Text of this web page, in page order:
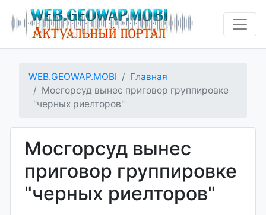
WEB.GEOWAP.MOBI
Главная
Мосгорсуд вынес приговор группировке
"черных риелторов"
Мосгорсуд вынес
приговор группировке
"черных риелторов"